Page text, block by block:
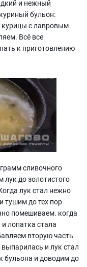
и нежный
бульон:
курицы с лавровым
Всё все
к приготовлению
сливочного
до золотистого
лук стал нежно
тушим до тех пор
помешиваем. когда
лопатка стала
вторую часть
и лук стал
бульона и доводим до